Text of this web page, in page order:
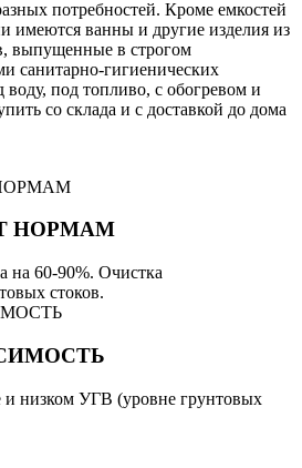
потребностей. Кроме емкостей
имеются ванны и другие изделия из
выпущенные в строгом
санитарно-гигиенических
воду, под топливо, с обогревом и
со склада и с доставкой до дома
НОРМАМ
60-90%. Очистка
стоков.
и низком УГВ (уровне грунтовых